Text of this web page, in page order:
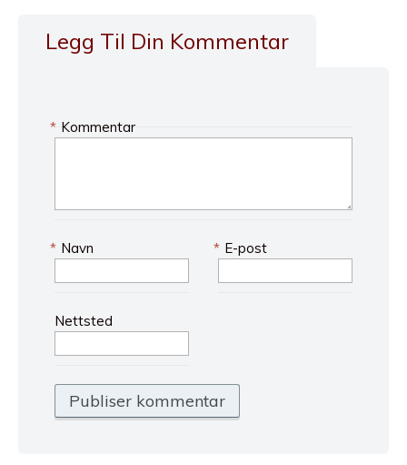
Legg Til Din Kommentar
Kommentar
*
Navn
* E-post
*
Nettsted